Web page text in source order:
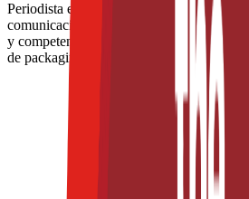
Periodista especializada con más de 15
comunicación. En los últimos 8 años ha
y competencias en la industria de
de packaging para alimentos.